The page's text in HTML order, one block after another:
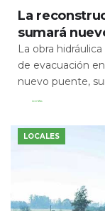
La
sumará
La obra
de evacuación
nuevo puente,
Leer Más
LOCALES